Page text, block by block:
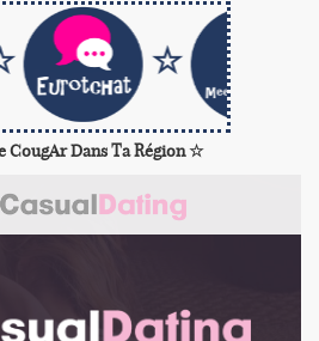
☆ ☆
CougAr Dans Ta Région ☆